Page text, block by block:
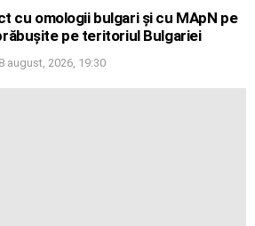
cu omologii bulgari și cu MApN pe
pe teritoriul Bulgariei
8 august, 2026, 19:30